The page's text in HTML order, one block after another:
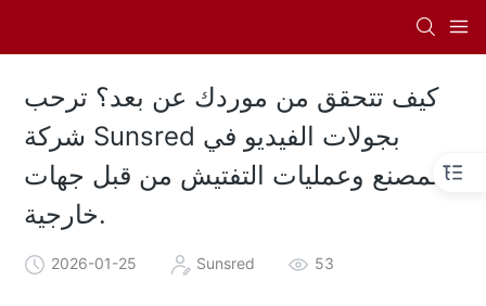
كيف تتحقق من موردك عن بعد؟ ترحب
شركة Sunsred بجولات الفيديو في
المصنع وعمليات التفتيش من قبل جهات
خارجية.
2026-01-25 Sunsred 53